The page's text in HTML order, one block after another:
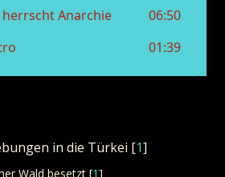
in die Türkei [1]
Wald besetzt [1]